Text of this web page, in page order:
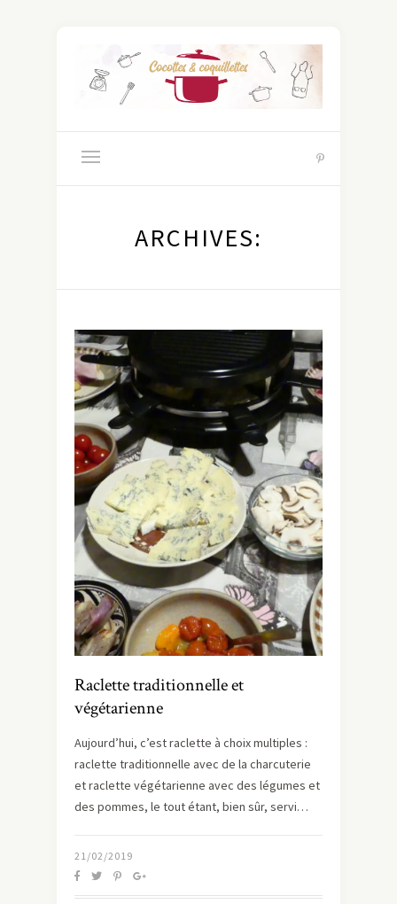
ARCHIVES:
Raclette traditionnelle et
végétarienne
Aujourd’hui, c’est raclette à choix multiples :
raclette traditionnelle avec de la charcuterie
et raclette végétarienne avec des légumes et
des pommes, le tout étant, bien sûr, servi…
21/02/2019